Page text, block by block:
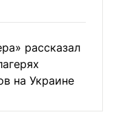
рассказал
на Украине